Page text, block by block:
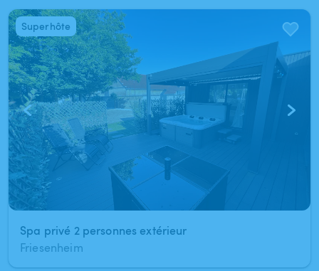
1/4
Spa privé 2 personnes extérieur
Friesenheim
Superhôte